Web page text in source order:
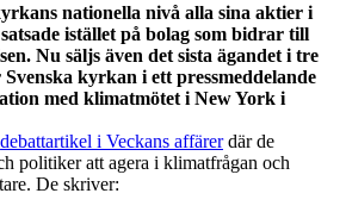
nationella nivå alla sina aktier i
istället på bolag som bidrar till
Nu säljs även det sista ägandet i tre
kyrkan i ett pressmeddelande
med klimatmötet i New York i
debattartikel i Veckans affärerdär de
politiker att agera i klimatfrågan och
De skriver: